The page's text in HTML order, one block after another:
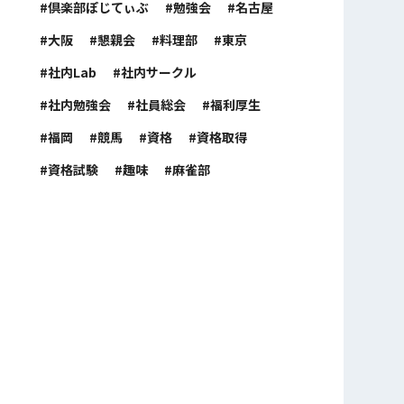
倶楽部ぽじてぃぶ 勉強会
名古屋
大阪
懇親会 料理部
東京
社内Lab
社内サークル
社内勉強会
社員総会
福利厚生
福岡
競馬 資格
資格取得
資格試験
趣味 麻雀部